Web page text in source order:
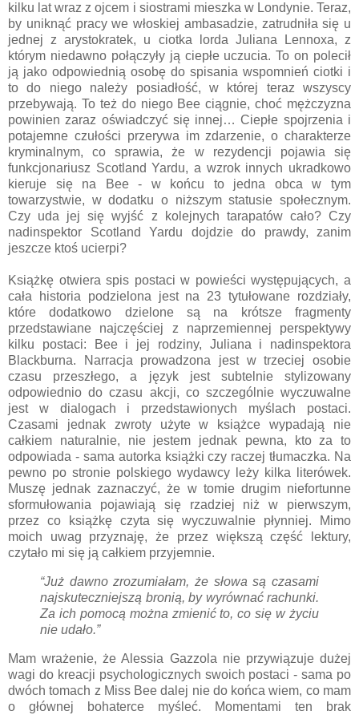
kilku lat wraz z ojcem i siostrami mieszka w Londynie. Teraz,
by uniknąć pracy we włoskiej ambasadzie, zatrudniła się u
jednej z arystokratek, u ciotka lorda Juliana Lennoxa, z
którym niedawno połączyły ją ciepłe uczucia. To on polecił
ją jako odpowiednią osobę do spisania wspomnień ciotki i
to do niego należy posiadłość, w której teraz wszyscy
przebywają. To też do niego Bee ciągnie, choć mężczyzna
powinien zaraz oświadczyć się innej… Ciepłe spojrzenia i
potajemne czułości przerywa im zdarzenie, o charakterze
kryminalnym, co sprawia, że w rezydencji pojawia się
funkcjonariusz Scotland Yardu, a wzrok innych ukradkowo
kieruje się na Bee - w końcu to jedna obca w tym
towarzystwie, w dodatku o niższym statusie społecznym.
Czy uda jej się wyjść z kolejnych tarapatów cało? Czy
nadinspektor Scotland Yardu dojdzie do prawdy, zanim
jeszcze ktoś ucierpi?
Książkę otwiera spis postaci w powieści występujących, a
cała historia podzielona jest na 23 tytułowane rozdziały,
które dodatkowo dzielone są na krótsze fragmenty
przedstawiane najczęściej z naprzemiennej perspektywy
kilku postaci: Bee i jej rodziny, Juliana i nadinspektora
Blackburna. Narracja prowadzona jest w trzeciej osobie
czasu przeszłego, a język jest subtelnie stylizowany
odpowiednio do czasu akcji, co szczególnie wyczuwalne
jest w dialogach i przedstawionych myślach postaci.
Czasami jednak zwroty użyte w książce wypadają nie
całkiem naturalnie, nie jestem jednak pewna, kto za to
odpowiada - sama autorka książki czy raczej tłumaczka. Na
pewno po stronie polskiego wydawcy leży kilka literówek.
Muszę jednak zaznaczyć, że w tomie drugim niefortunne
sformułowania pojawiają się rzadziej niż w pierwszym,
przez co książkę czyta się wyczuwalnie płynniej. Mimo
moich uwag przyznaję, że przez większą część lektury,
czytało mi się ją całkiem przyjemnie.
“Już dawno zrozumiałam, że słowa są czasami
najskuteczniejszą bronią, by wyrównać rachunki.
Za ich pomocą można zmienić to, co się w życiu
nie udało.”
Mam wrażenie, że Alessia Gazzola nie przywiązuje dużej
wagi do kreacji psychologicznych swoich postaci - sama po
dwóch tomach z Miss Bee dalej nie do końca wiem, co mam
o głównej bohaterce myśleć. Momentami ten brak